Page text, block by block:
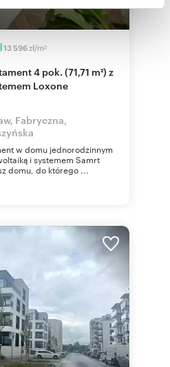
te informacje z innymi danymi
13 596zł/m2
Loxone
Fabryczna,
w domu jednorodzinnym
i systemem Samrt
domu, do którego ...